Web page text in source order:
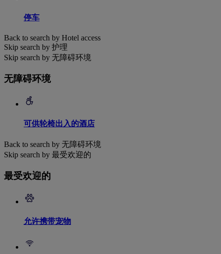
停车
Back to search by Hotel access
Skip search by 护理
Skip search by 无障碍环境
无障碍环境
可供轮椅出入的酒店
Back to search by 无障碍环境
Skip search by 最受欢迎的
最受欢迎的
允许携带宠物